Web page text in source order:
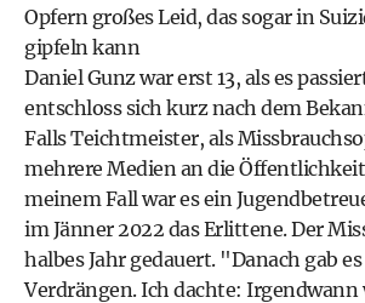
Opfern großes Leid, das sogar in
gipfeln kann
Daniel Gunz war erst 13, als es
entschloss sich kurz nach dem
Falls Teichtmeister, als
mehrere Medien an die
meinem Fall war es ein
im Jänner 2022 das Erlittene. Der
halbes Jahr gedauert. "Danach gab
Verdrängen. Ich dachte: Irgendwann